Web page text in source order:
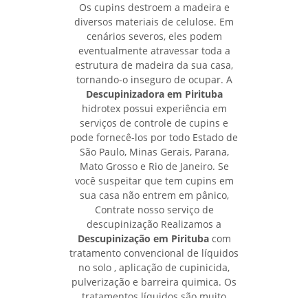
Os cupins destroem a madeira e
diversos materiais de celulose. Em
cenários severos, eles podem
eventualmente atravessar toda a
estrutura de madeira da sua casa,
tornando-o inseguro de ocupar. A
Descupinizadora em Pirituba
hidrotex possui experiência em
serviços de controle de cupins e
pode fornecê-los por todo Estado de
São Paulo, Minas Gerais, Parana,
Mato Grosso e Rio de Janeiro. Se
você suspeitar que tem cupins em
sua casa não entrem em pânico,
Contrate nosso serviço de
descupinização Realizamos a
Descupinização em Piritubacom
tratamento convencional de líquidos
no solo , aplicação de cupinicida,
pulverização e barreira quimica. Os